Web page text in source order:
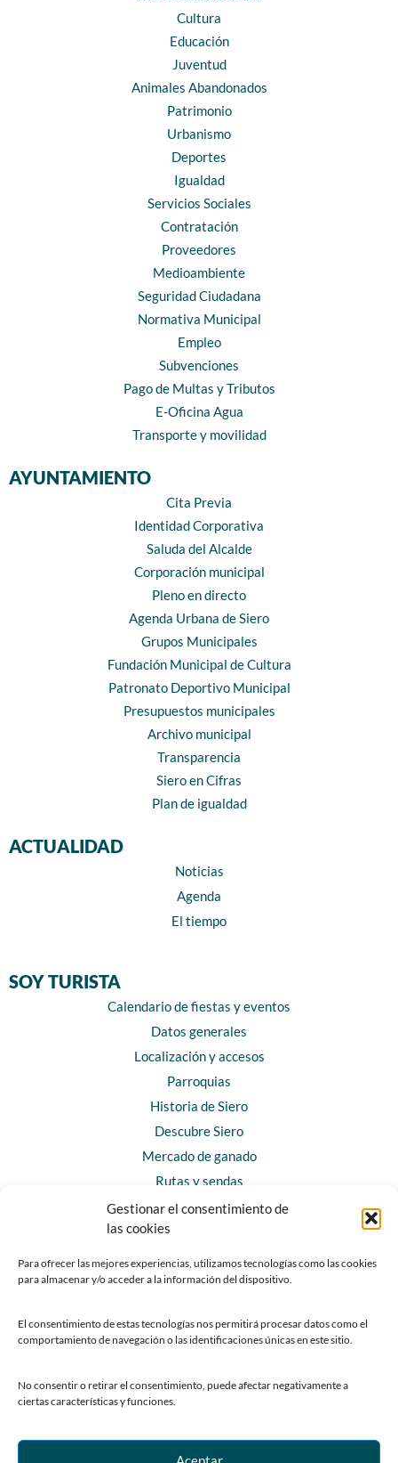
Gestionar el consentimiento de
las cookies
Para ofrecer las mejores experiencias, utilizamos tecnologías como las cookies
para almacenar y/o acceder a la información del dispositivo.
El consentimiento de estas tecnologías nos permitirá procesar datos como el
comportamiento de navegación o las identificaciones únicas en este sitio.
No consentir o retirar el consentimiento, puede afectar negativamente a
ciertas características y funciones.
Cultura
Educación
Juventud
Animales Abandonados
Patrimonio
Urbanismo
Deportes
Igualdad
Servicios Sociales
Contratación
Proveedores
Medioambiente
Seguridad Ciudadana
Normativa Municipal
Empleo
Subvenciones
Pago de Multas y Tributos
E-Oficina Agua
Transporte y movilidad
AYUNTAMIENTO
Cita Previa
Identidad Corporativa
Saluda del Alcalde
Corporación municipal
Pleno en directo
Agenda Urbana de Siero
Grupos Municipales
Fundación Municipal de Cultura
Patronato Deportivo Municipal
Presupuestos municipales
Archivo municipal
Transparencia
Siero en Cifras
Plan de igualdad
ACTUALIDAD
Noticias
Agenda
El tiempo
SOY TURISTA
Calendario de fiestas y eventos
Datos generales
Localización y accesos
Parroquias
Historia de Siero
Descubre Siero
Mercado de ganado
Rutas y sendas
Horarios y contacto
Teléfonos de interés
Chatbot Siero
SEDES ELECTRÓNICAS
Sede del Ayuntamiento de Siero